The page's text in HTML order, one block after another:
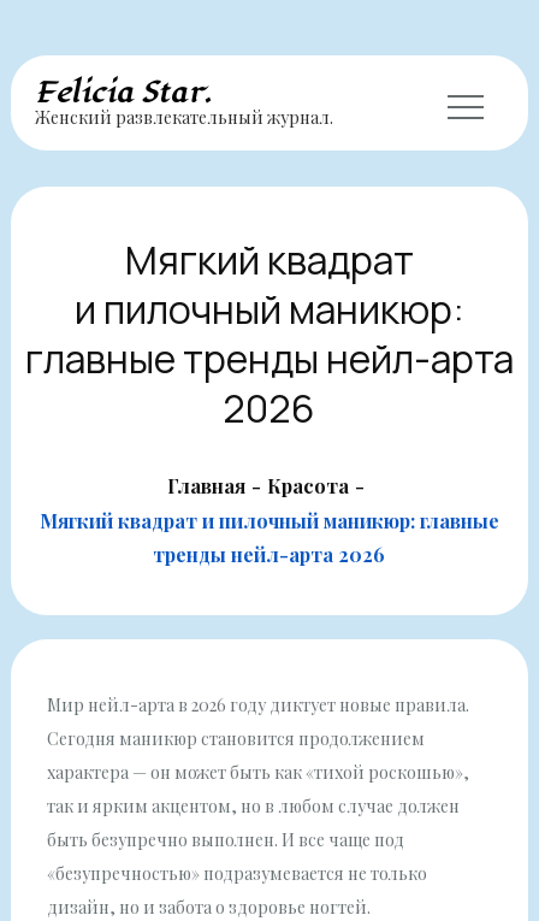
Перейти
содержимому
Felicia Star.
Женский развлекательный журнал.
Мягкий квадрат
и пилочный маникюр:
главные тренды нейл-арта
2026
Главная
Красота
Мягкий квадрат и пилочный маникюр: главные
тренды нейл-арта 2026
Мир нейл-арта в 2026 году диктует новые правила.
Сегодня маникюр становится продолжением
характера — он может быть как «тихой роскошью»,
так и ярким акцентом, но в любом случае должен
быть безупречно выполнен. И все чаще под
«безупречностью» подразумевается не только
дизайн, но и забота о здоровье ногтей.